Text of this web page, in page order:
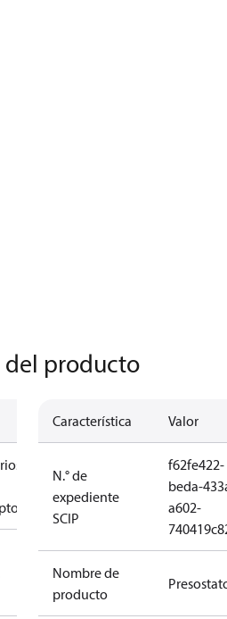
del producto
Característica Valor
N.° de
expediente
SCIP
f62fe422-
beda-
a602-
Nombre de
producto